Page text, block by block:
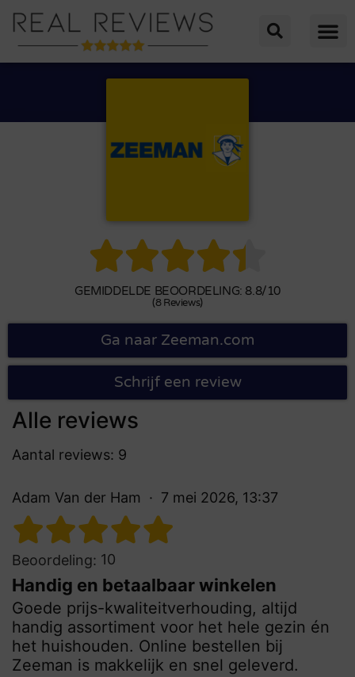

GEMIDDELDE BEOORDELING: 8.8/10
(8 Reviews)
Ga naar Zeeman.com
Schrijf een review
Alle reviews
Aantal reviews: 9
Adam Van der Ham 7 mei 2026, 13:37
Beoordeling: 10
Handig en betaalbaar winkelen
Goede prijs-kwaliteitverhouding, altijd
handig assortiment voor het hele gezin én
het huishouden. Online bestellen bij
Zeeman is makkelijk en snel geleverd.